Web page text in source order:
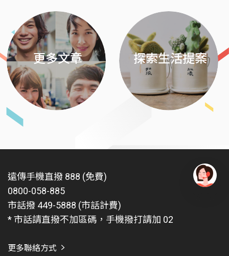
更多文章 探索生活提案
遠傳手機直撥 888 (免費)
0800-058-885
市話撥 449-5888 (市話計費)
* 市話請直撥不加區碼，手機撥打請加 02
更多聯絡方式